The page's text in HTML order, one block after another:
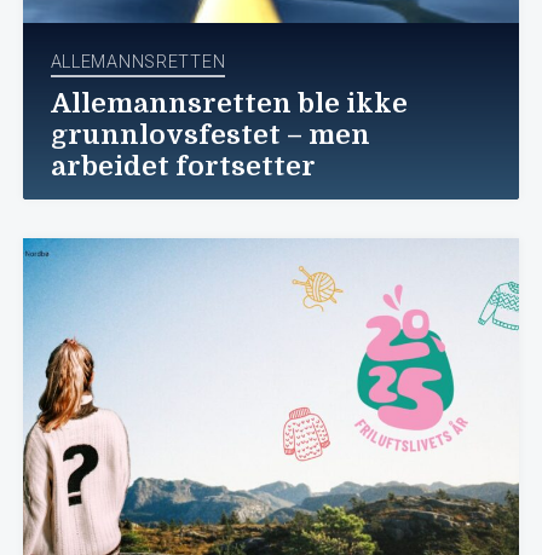
ALLEMANNSRETTEN
Allemannsretten ble ikke
grunnlovsfestet – men
arbeidet fortsetter